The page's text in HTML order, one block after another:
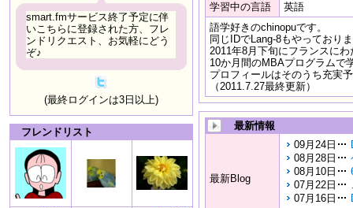
smart.fmサービス終了予定に伴
いこちらに登録された方、フレ
ンドリクエスト、お気軽にどう
ぞ♪
(最終ログインは3日以上)
フレンドリスト
学習中の言語
英語
語学好きのchinopuです。
同じIDでLang-8もやっており
2011年8月下旬にフランスにわ
10か月間のMBAプログラムで
プロフィールはそのうち充実
（2011.7.27最終更新）
最新情報
最新Blog
09月24日
08月28日
08月10日
07月22日
07月16日